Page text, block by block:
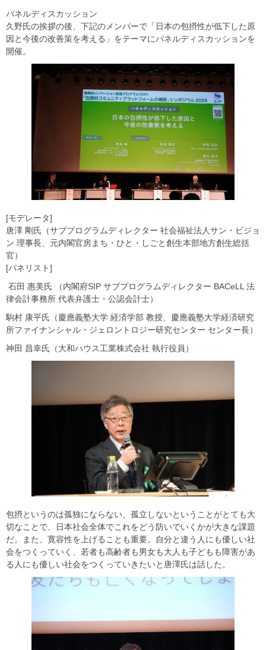
パネルディスカッション
久野氏の挨拶の後、下記のメンバーで「日本の包摂性が低下した原
因と今後の改善策を考える」をテーマにパネルディスカッションを
開催。
[モデレータ]
唐澤 剛氏（サブプログラムディレクター 社会福祉法人サン・ビジョ
ン 理事長、元内閣官房まち・ひと・しごと創生本部地方創生総括
官）
[パネリスト]
石田 惠美氏 （内閣府SIP サブプログラムディレクター BACeLL 法
律会計事務所 代表弁護士・公認会計士）
駒村 康平氏（慶應義塾大学 経済学部 教授、慶應義塾大学経済研究
所ファイナンシャル・ジェロントロジー研究センター センター長）
神田 昌幸氏（大和ハウス工業株式会社 執行役員）
包摂というのは孤独にならない、孤立しないということがとても大
切なことで、日本社会全体でこれをどう防いでいくかが大きな課題
だ。また、寛容性を上げることも重要。自分と違う人にも優しい社
会をつくっていく、若者も高齢者も男女も大人も子どもも障害があ
る人にも優しい社会をつくっていきたいと唐澤氏は話した。